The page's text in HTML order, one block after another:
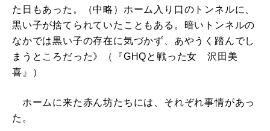
た日もあった。（中略）ホーム入り口のトンネルに、
黒い子が捨てられていたこともある。暗いトンネルの
なかでは黒い子の存在に気づかず、あやうく踏んでし
まうところだった》（『GHQと戦った女 沢田美
喜』）
ホームに来た赤ん坊たちには、それぞれ事情があっ
た。